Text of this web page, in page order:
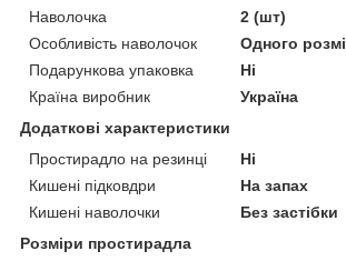
Наволочка
2 (шт)
Особливість наволочок
Одного
Подарункова упаковка
Ні
Країна виробник
Україна
Додаткові характеристики
Простирадло на резинці
Ні
Кишені підковдри
На запах
Кишені наволочки
Без застібки
Розміри простирадла